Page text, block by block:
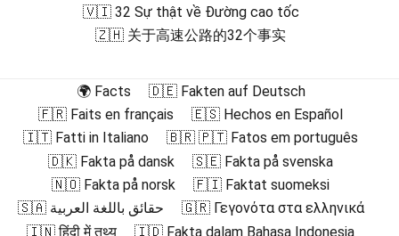
🇻🇮 32 Sự thật về Đường cao tốc
🇿🇭 关于高速公路的32个事实
🌍 Facts
🇩🇪 Fakten auf Deutsch
🇫🇷 Faits en français
🇪🇸 Hechos en Español
🇮🇹 Fatti in Italiano
🇧🇷 🇵🇹 Fatos em português
🇩🇰 Fakta på dansk
🇸🇪 Fakta på svenska
🇳🇴 Fakta på norsk
🇫🇮 Faktat suomeksi
🇸🇦 حقائق باللغة العربية
🇬🇷 Γεγονότα στα ελληνικά
🇮🇳 हिंदी में तथ्य
🇮🇩 Fakta dalam Bahasa Indonesia